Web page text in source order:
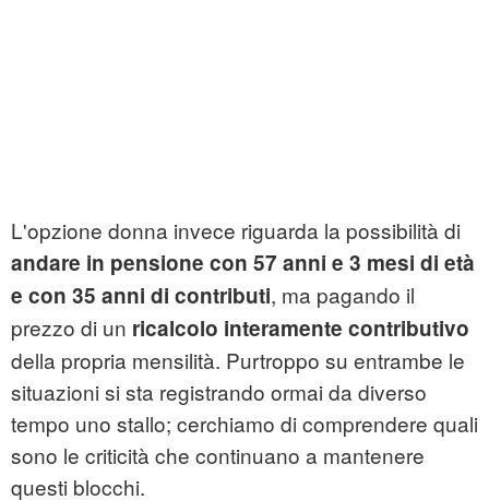
L'opzione donna invece riguarda la possibilità di
andare in pensione con 57 anni e 3 mesi di età
e con 35 anni di contributi, ma pagando il
prezzo di un ricalcolo interamente contributivo
della propria mensilità. Purtroppo su entrambe le
situazioni si sta registrando ormai da diverso
tempo uno stallo; cerchiamo di comprendere quali
sono le criticità che continuano a mantenere
questi blocchi.